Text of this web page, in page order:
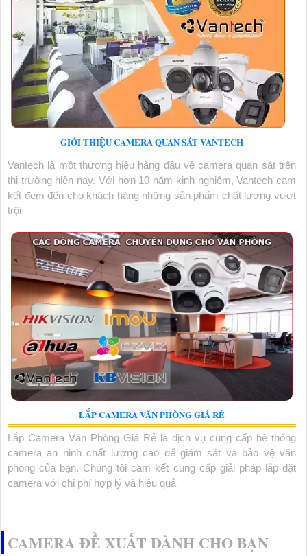
GIỚI THIỆU CAMERA QUAN SÁT VANTECH
Vantech là một thương hiệu hàng đầu về camera quan sát trên
thị trường hiện nay. Với hơn 10 năm kinh nghiệm, Vantech cam
kết đem đến cho khách hàng những sản phẩm chất lượng vượt
trội
LẮP CAMERA VĂN PHÒNG GIÁ RẺ
Lắp Camera Văn Phòng Giá Rẻ là dịch vụ cung cấp hệ thống
camera an ninh chất lượng cao để giám sát và bảo vệ văn
phòng của bạn. Chúng tôi cam kết cung cấp giải pháp lắp đặt
camera với chi phí hợp lý và hiệu quả
CAMERA ĐỀ XUẤT DÀNH CHO BẠN